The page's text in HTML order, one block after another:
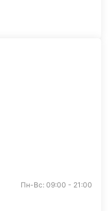
Пн-Вс: 09:00 - 21:00